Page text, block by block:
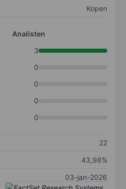
Kopen
Analisten
3
0
0
0
0
22
43,98%
03-jan-2026